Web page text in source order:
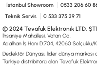
İstanbul Showroom
0533 206 60
Teknik Servis
0 533 375 39 71
© 2024 Tevafuk Elektronik LTD.
İhsaniye Mahallesi, Vatan Cd.
Adalhan İş Hanı D:704, 42060 Selçuklu/
Dedektör Dünyası, lider dünya markası
Türkiye distribitörü olan Tevafuk